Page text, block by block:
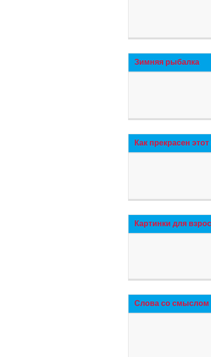
Зимняя рыбалка
Как прекрасен
Картинки для
Слова со смыслом